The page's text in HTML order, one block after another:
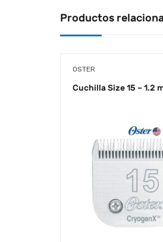
Productos
OSTER
Cuchilla Size 15 – 1.2